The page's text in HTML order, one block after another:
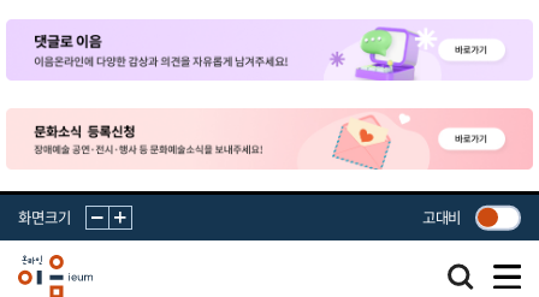
화면크기 고대비